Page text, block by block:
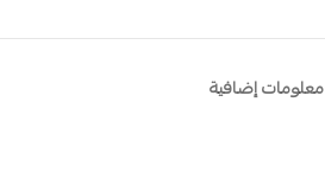
معلومات إضافية